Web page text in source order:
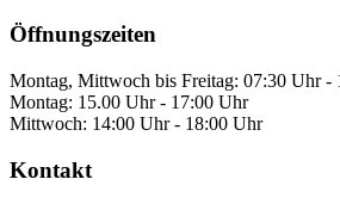
Öffnungszeiten
Montag, Mittwoch bis Freitag: 07:30 Uhr -
Montag: 15.00 Uhr - 17:00 Uhr
Mittwoch: 14:00 Uhr - 18:00 Uhr
Kontakt